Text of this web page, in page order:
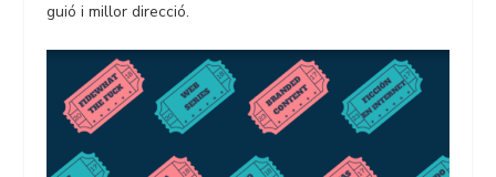
guió i millor direcció.